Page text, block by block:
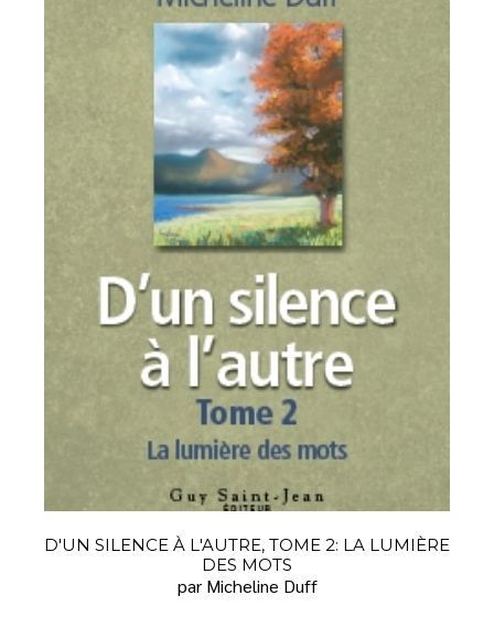
D'UN SILENCE À L'AUTRE, TOME 2: LA LUMIÈRE
DES MOTS
par Micheline Duff